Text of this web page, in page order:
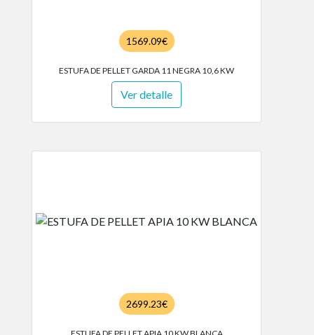
1569.09€
ESTUFA DE PELLET GARDA 11 NEGRA 10,6 KW
Ver detalle
2699.23€